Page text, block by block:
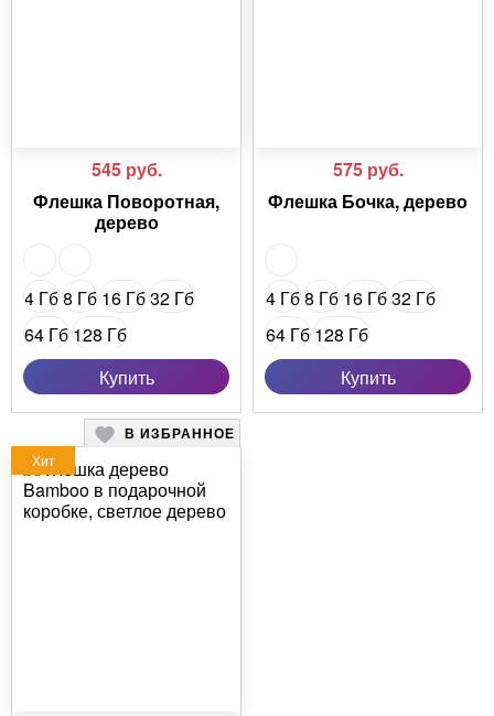
545 руб.
Флешка Поворотная,
дерево
4 Гб8 Гб 16 Гб32 Гб
64 Гб 128 Гб
16 Гб (USB 3.0)
32 Гб (USB 3.0)
64 Гб (USB 3.0)
128 Гб (USB 3.0)
Купить
575 руб.
Флешка Бочка, дерево
4 Гб8 Гб 16 Гб32 Гб
64 Гб 128 Гб
Купить
В ИЗБРАННОЕ
Хит